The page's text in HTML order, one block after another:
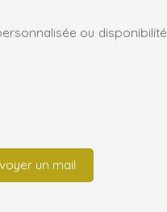
ou disponibilité
un mail